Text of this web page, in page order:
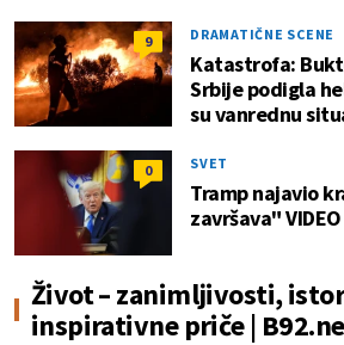
9 DRAMATIČNE SCENE
Katastrofa:
Srbije podigla
su vanrednu
0 SVET
Tramp najavio
završava" VIDEO
Život – zanimljivosti,
inspirativne priče |